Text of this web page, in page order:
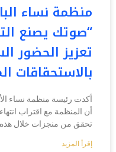
منظمة نساء
“صوتك يصنع
تعزيز الحضور
بالاستحقاقات
أكدت رئيسة منظمة نساء
أن المنظمة مع اقتراب انتهاء
تحقق من منجزات خلال هذه
إقرأ المزيد